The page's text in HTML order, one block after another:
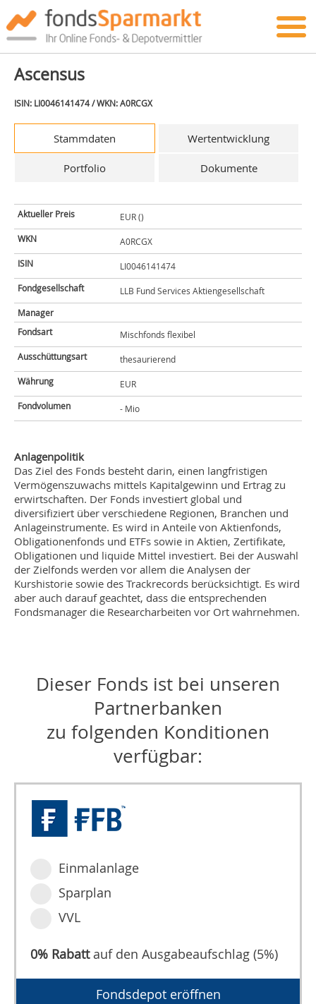
Ascensus
ISIN: LI0046141474 / WKN: A0RCGX
Stammdaten Wertentwicklung
Portfolio Dokumente
Aktueller Preis
EUR ()
WKN
A0RCGX
ISIN
LI0046141474
Fondgesellschaft
LLB Fund Services Aktiengesellschaft
Manager
Fondsart
Mischfonds flexibel
Ausschüttungsart
thesaurierend
Währung
EUR
Fondvolumen
- Mio
Anlagenpolitik
Das Ziel des Fonds besteht darin, einen langfristigen
Vermögenszuwachs mittels Kapitalgewinn und Ertrag zu
erwirtschaften. Der Fonds investiert global und
diversifiziert über verschiedene Regionen, Branchen und
Anlageinstrumente. Es wird in Anteile von Aktienfonds,
Obligationenfonds und ETFs sowie in Aktien, Zertifikate,
Obligationen und liquide Mittel investiert. Bei der Auswahl
der Zielfonds werden vor allem die Analysen der
Kurshistorie sowie des Trackrecords berücksichtigt. Es wird
aber auch darauf geachtet, dass die entsprechenden
Fondsmanager die Researcharbeiten vor Ort wahrnehmen.
Dieser Fonds ist bei unseren
Partnerbanken
zu folgenden Konditionen
verfügbar:
Einmalanlage
Sparplan
VVL
0% Rabattauf den Ausgabeaufschlag (5%)
Fondsdepot eröffnen